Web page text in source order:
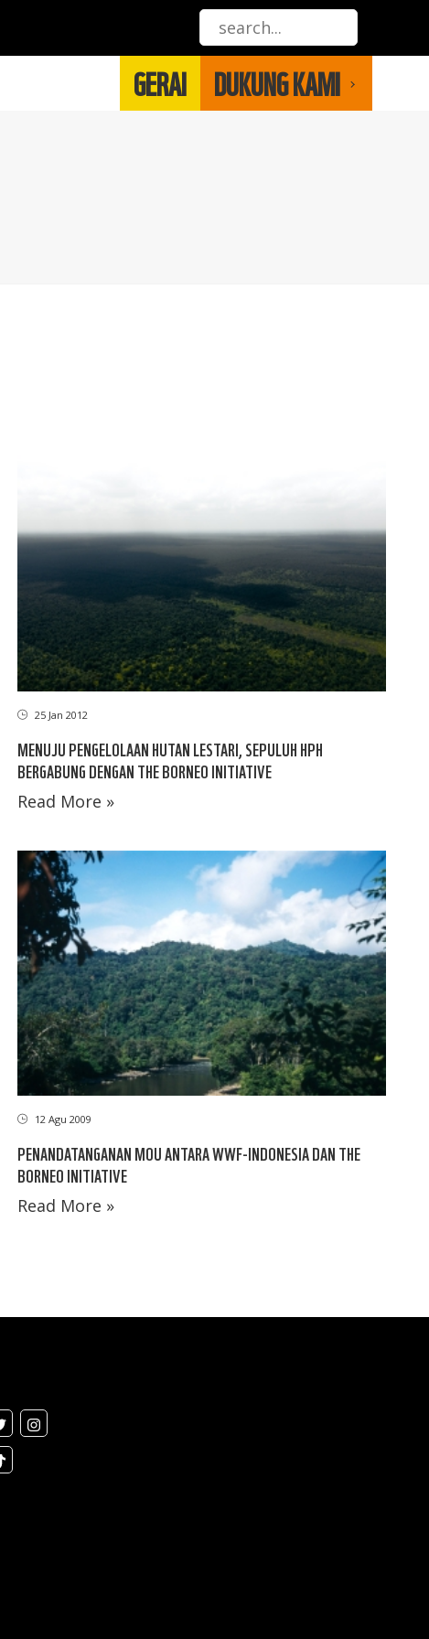
GERAI DUKUNG KAMI
25 Jan 2012
MENUJU PENGELOLAAN HUTAN LESTARI, SEPULUH HPH
BERGABUNG DENGAN THE BORNEO INITIATIVE
Read More »
12 Agu 2009
PENANDATANGANAN MOU ANTARA WWF-INDONESIA DAN THE
BORNEO INITIATIVE
Read More »